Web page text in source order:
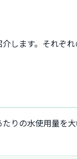
します。それぞ
りの水使用量を